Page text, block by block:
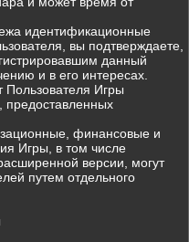
идентификационные
вы подтверждаете,
данный
и в его интересах.
Пользователя Игры
предоставленных
финансовые и
Игры, в том числе
версии, могут
путем отдельного